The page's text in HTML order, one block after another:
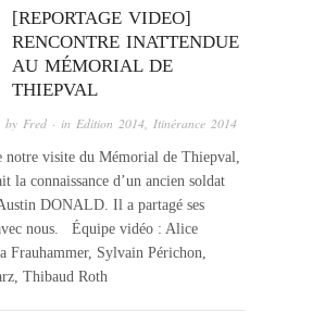
[REPORTAGE VIDEO]
RENCONTRE INATTENDUE
AU MÉMORIAL DE
THIEPVAL
by Fred · in Edition 2014 Itinérance 2014
notre visite du Mémorial de Thiepval,
la connaissance d’un ancien soldat
DONALD. Il a partagé ses
nous. Équipe vidéo : Alice
Frauhammer, Sylvain Périchon,
Thibaud Roth